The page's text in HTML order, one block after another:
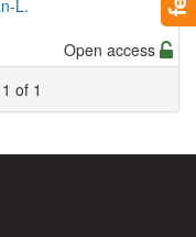
L.
Open access
of 1